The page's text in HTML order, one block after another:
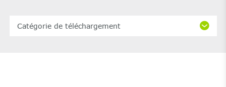
Catégorie de téléchargement